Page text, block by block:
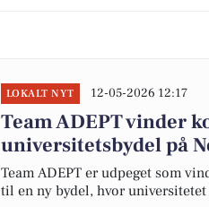
LOKALT NYT 12-05-2026 12:17
Team ADEPT vinder
universitetsbydel på
Team ADEPT er udpeget som
til en ny bydel, hvor